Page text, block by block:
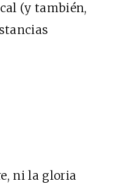
(y también,
ni la gloria